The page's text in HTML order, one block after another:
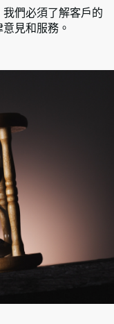
們必須了解客戶的
見和服務。